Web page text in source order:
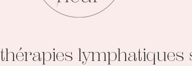
lymphatiques